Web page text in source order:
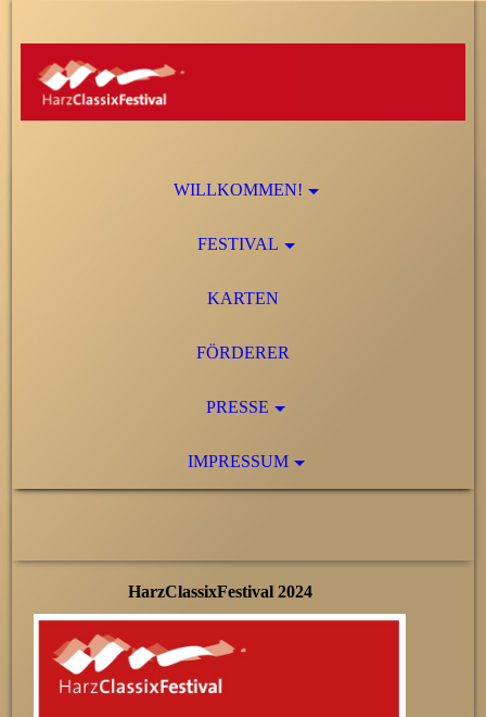
WILLKOMMEN!
FESTIVAL
KARTEN
FÖRDERER
PRESSE
IMPRESSUM
HarzClassixFestival 2024